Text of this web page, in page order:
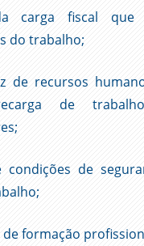
carga fiscal que
do trabalho;
de recursos
de
condições de
de formação